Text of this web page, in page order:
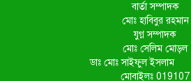
বার্তা সম্পাদক
মোঃ হাবিবুর রহমান
যুগ্ন সম্পাদক
মোঃ সেলিম মোড়ল
ডাঃ মোঃ সাইফুল ইসলাম
মোবাইলঃ 019107